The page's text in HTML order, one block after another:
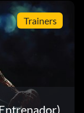
Trainers